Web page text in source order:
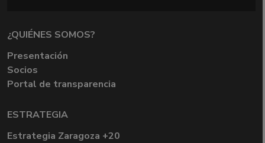
¿QUIÉNES SOMOS?
Presentación
Socios
Portal de transparencia
ESTRATEGIA
Estrategia Zaragoza +20